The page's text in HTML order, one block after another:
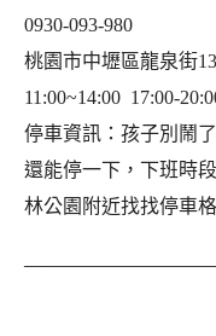
0930-093-980
桃園市中壢區龍泉街
11:00~14:00 17:00-
停車資訊：孩子別鬧
還能停一下，下班時
林公園附近找找停車